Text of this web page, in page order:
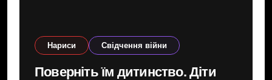
Нариси Свідчення війни
Поверніть їм дитинство. Діти